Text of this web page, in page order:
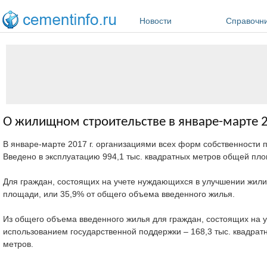
Новости
О жилищном строительстве в январе-марте
В январе-марте 2017 г. организациями всех форм
Введено в эксплуатацию 994,1 тыс. квадратных метров общей
Для граждан, состоящих на учете нуждающихся в улучшении
площади, или 35,9% от общего объема введенного жилья.
Из общего объема введенного жилья для граждан, состоящих
использованием государственной поддержки – 168,3 тыс.
метров.